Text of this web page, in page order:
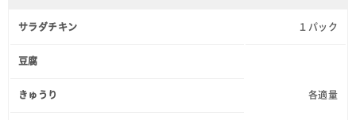
サラダチキン １パック
豆腐
各適量
きゅうり